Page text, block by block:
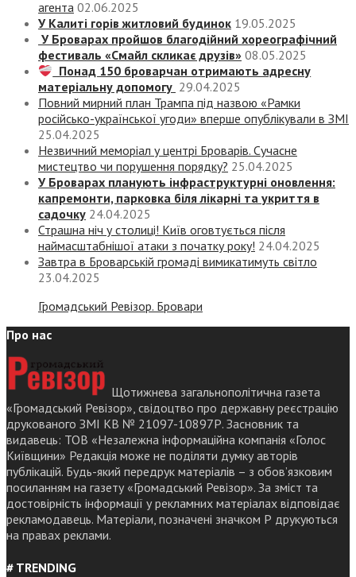
агента 02.06.2025
У Калиті горів житловий будинок 19.05.2025
У Броварах пройшов благодійний хореографічний
фестиваль «Смайл скликає друзів» 08.05.2025
Понад 150 броварчан отримають адресну
матеріальну допомогу 29.04.2025
Повний мирний план Трампа під назвою «‎Рамки
російсько-української угоди» вперше опублікували в ЗМІ
25.04.2025
Незвичний меморіал у центрі Броварів. Сучасне
мистецтво чи порушення порядку? 25.04.2025
У Броварах планують інфраструктурні оновлення:
капремонти, парковка біля лікарні та укриття в
садочку 24.04.2025
Страшна ніч у столиці! Київ оговтується після
наймасштабнішої атаки з початку року! 24.04.2025
Завтра в Броварській громаді вимикатимуть світло
23.04.2025
Громадський Ревізор. Бровари
Про нас
Щотижнева загальнополітична газета
«Громадський Ревізор», свідоцтво про державну реєстрацію
друкованого ЗМІ КВ № 21097-10897Р. Засновник та
видавець: ТОВ «Незалежна інформаційна компанія «Голос
Київщини» Редакція може не поділяти думку авторів
публікацій. Будь-який передрук матеріалів – з обов’язковим
посиланням на газету «Громадський Ревізор». За зміст та
достовірність інформації у рекламних матеріалах відповідає
рекламодавець. Матеріали, позначені значком Р друкуються
на правах реклами.
# TRENDING